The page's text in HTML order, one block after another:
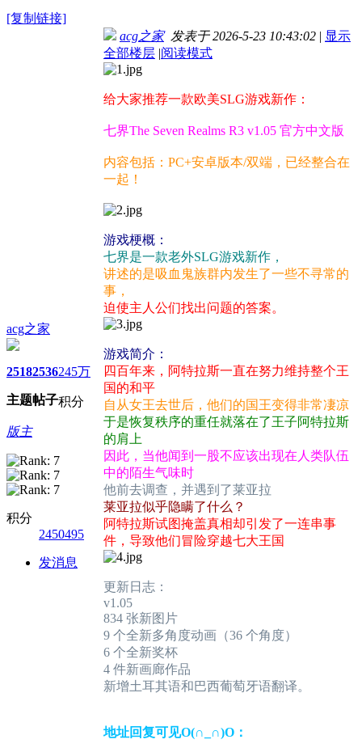
[复制链接]
acg之家
2518
主题
2536
帖子
245万
积分
版主
积分
2450495
发消息
acg之家发表于 2026-5-23 10:43:02 | 显示
全部楼层 |阅读模式
给大家推荐一款欧美SLG游戏新作：
七界The Seven Realms R3 v1.05 官方中文版
内容包括：PC+安卓版本/双端，已经整合在
一起！
游戏梗概：
七界是一款老外SLG游戏新作，
讲述的是吸血鬼族群内发生了一些不寻常的
事，
迫使主人公们找出问题的答案。
游戏简介：
四百年来，阿特拉斯一直在努力维持整个王
国的和平
自从女王去世后，他们的国王变得非常凄凉
于是恢复秩序的重任就落在了王子阿特拉斯
的肩上
因此，当他闻到一股不应该出现在人类队伍
中的陌生气味时
他前去调查，并遇到了莱亚拉
莱亚拉似乎隐瞒了什么？
阿特拉斯试图掩盖真相却引发了一连串事
件，导致他们冒险穿越七大王国
更新日志：
v1.05
834 张新图片
9 个全新多角度动画（36 个角度）
6 个全新奖杯
4 件新画廊作品
新增土耳其语和巴西葡萄牙语翻译。
地址回复可见O(∩_∩)O：